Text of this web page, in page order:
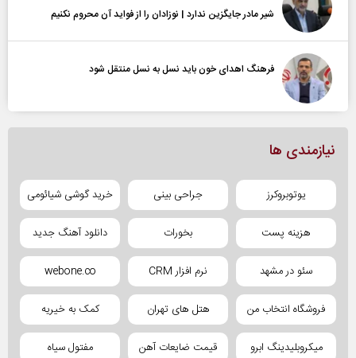
شیر مادر جایگزین ندارد | نوزادان را از فواید آن محروم نکنیم
فرهنگ اهدای خون باید نسل به نسل منتقل شود
نیازمندی ها
یوتوبروکرز جراحی بینی خرید گوشی شیائومی
هزینه پست بخورات دانلود آهنگ جدید
سئو در مشهد نرم افزار CRM webone.co
فروشگاه انتخاب من هتل های تهران کمک به خیریه
میکروبلیدینگ ابرو قیمت ضایعات آهن مفتول سیاه